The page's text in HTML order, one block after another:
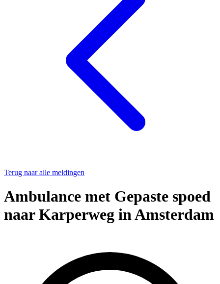
Terug naar alle meldingen
Ambulance met Gepaste spoed
naar Karperweg in Amsterdam